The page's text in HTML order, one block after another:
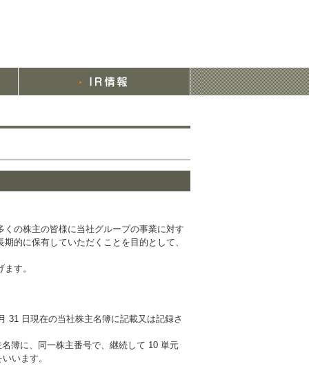
の株主の皆様に当社グループの事業に対す
的に保有していただくことを目的として、
す。
日現在の当社株主名簿に記載又は記録さ
簿に、同一株主番号で、継続して 10 単元
います。